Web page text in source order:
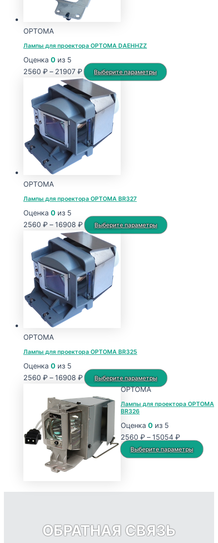
OPTOMA
Лампы для проектора OPTOMA DAEHHZZ
Оценка 0 из 5
2560 ₽ – 21907 ₽Диапазон
цен:
2560 ₽
–
21907 ₽
Выберите параметры
Этот
OPTOMA
Лампы для проектора OPTOMA BR327
Оценка 0 из 5
2560 ₽ – 16908 ₽Диапазон
цен:
2560 ₽
–
16908 ₽
Выберите параметры
Этот
OPTOMA
Лампы для проектора OPTOMA BR325
Оценка 0 из 5
2560 ₽ – 16908 ₽Диапазон
цен:
2560 ₽
16908 ₽
Выберите параметры
Этот
имеет
вариаций.
Опции
можно
выбрать
товара.
OPTOMA
Лампы для проектора OPTOMA
BR326
Оценка 0 из 5
2560 ₽ – 15054 ₽Диапазон
цен:
2560 ₽
Выберите параметры
ОБРАТНАЯ СВЯЗЬ